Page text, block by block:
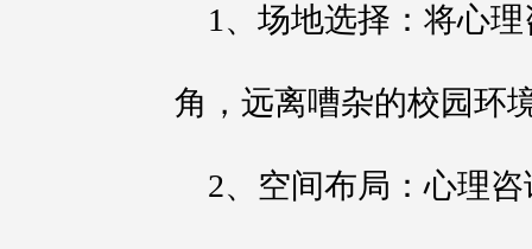
1、场地选择：将心
角，远离嘈杂的校园环
2、空间布局：心理